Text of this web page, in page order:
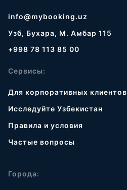
info@mybooking.uz
Узб, Бухара, М. Амбар 115
+998 78 113 85 00
Сервисы:
Для корпоративных клиентов
Исследуйте Узбекистан
Правила и условия
Частые вопросы
Города: